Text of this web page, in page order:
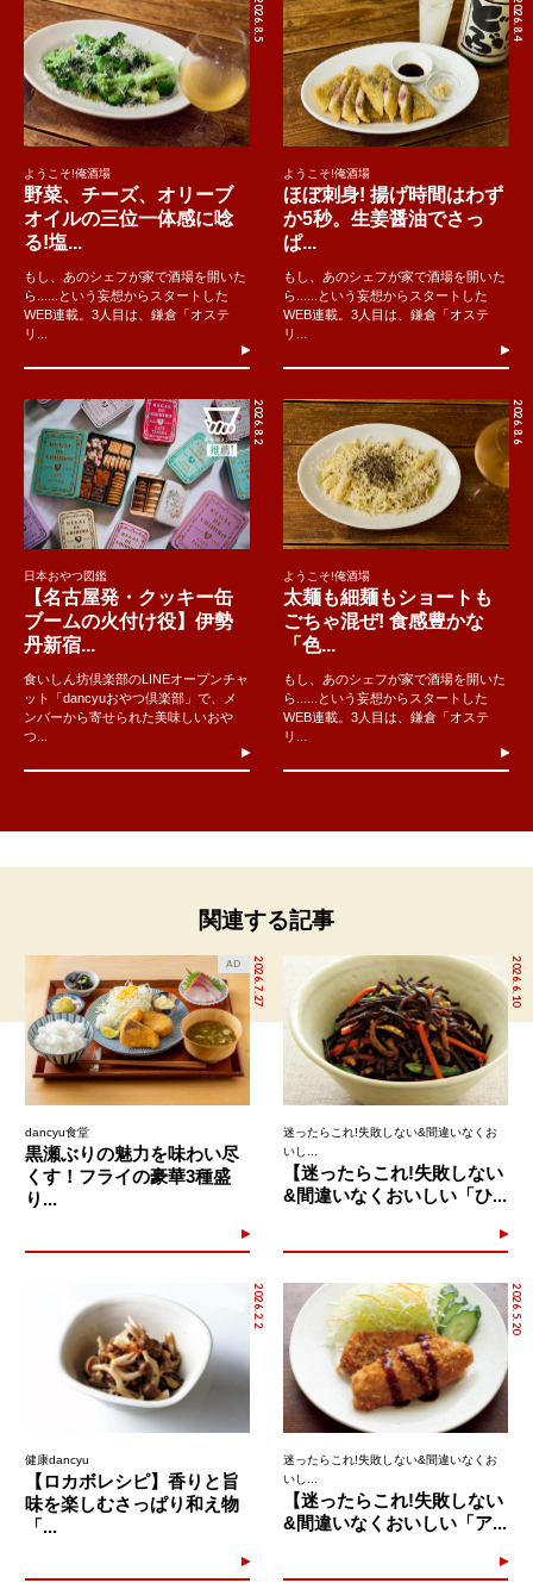
2026.8.5
ようこそ!俺酒場
野菜、チーズ、オリーブ
オイルの三位一体感に唸
る!塩...
もし、あのシェフが家で酒場を開いた
ら......という妄想からスタートした
WEB連載。3人目は、鎌倉「オステ
リ...
2026.8.4
ようこそ!俺酒場
ほぼ刺身! 揚げ時間はわず
か5秒。生姜醤油でさっ
ぱ...
もし、あのシェフが家で酒場を開いた
ら......という妄想からスタートした
WEB連載。3人目は、鎌倉「オステ
リ...
2026.8.2
日本おやつ図鑑
【名古屋発・クッキー缶
ブームの火付け役】伊勢
丹新宿...
食いしん坊倶楽部のLINEオープンチャ
ット「dancyuおやつ倶楽部」で、メ
ンバーから寄せられた美味しいおや
つ...
2026.8.6
ようこそ!俺酒場
太麺も細麺もショートも
ごちゃ混ぜ! 食感豊かな
「色...
もし、あのシェフが家で酒場を開いた
ら......という妄想からスタートした
WEB連載。3人目は、鎌倉「オステ
リ...
関連する記事
2026.7.27
AD
dancyu食堂
黒瀬ぶりの魅力を味わい尽
くす！フライの豪華3種盛
り...
2026.6.10
迷ったらこれ!失敗しない&間違いなくお
いし...
【迷ったらこれ!失敗しない
&間違いなくおいしい「ひ...
2026.2.2
健康dancyu
【ロカボレシピ】香りと旨
味を楽しむさっぱり和え物
「...
2026.5.20
迷ったらこれ!失敗しない&間違いなくお
いし...
【迷ったらこれ!失敗しない
&間違いなくおいしい「ア...